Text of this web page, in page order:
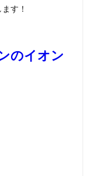
す！
のイオン